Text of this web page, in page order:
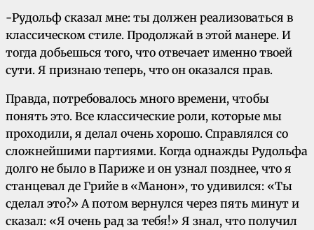
-Рудольф сказал мне: ты должен реализоваться в
классическом стиле. Продолжай в этой манере. И
тогда добьешься того, что отвечает именно твоей
сути. Я признаю теперь, что он оказался прав.
Правда, потребовалось много времени, чтобы
понять это. Все классические роли, которые мы
проходили, я делал очень хорошо. Справлялся со
сложнейшими партиями. Когда однажды Рудольфа
долго не было в Париже и он узнал позднее, что я
станцевал де Грийе в «Манон», то удивился: «Ты
сделал это?» А потом вернулся через пять минут и
сказал: «Я очень рад за тебя!» Я знал, что получил